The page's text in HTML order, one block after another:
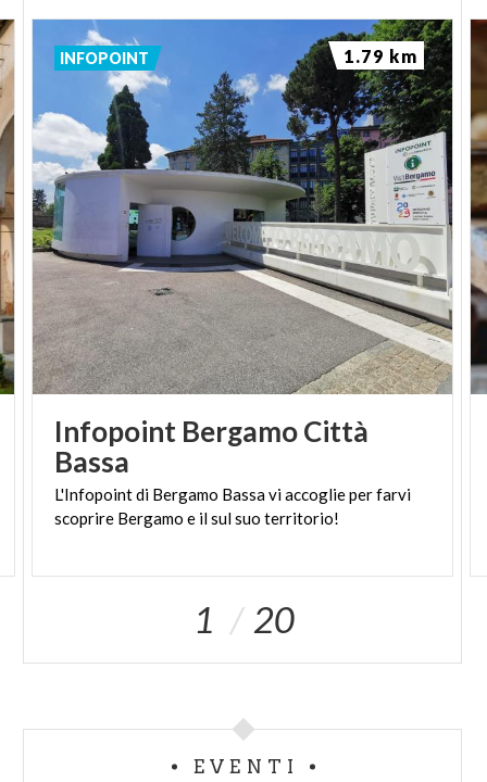
Infopoint Bergamo Città
Bassa
L'Infopointdi Bergamo Bassaviaccoglieperfarvi
scoprire Bergamo e ilsulsuo territorio!
INFOPOINT 1.79 km
1 20
EVENTI